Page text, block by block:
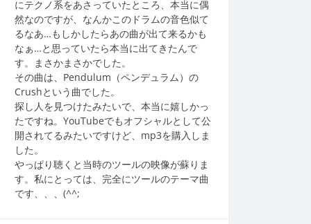
にテクノ系をあさっていたところ、本当に偶
然なのですが、なんかこのドラムの音色似て
るなあ…もしかしたらあの曲が出て来るかも
なぁ…と思っていたら本当に出てきたんで
す。まさかまさかでした。
その曲は、Pendulum（ペンデュラム）の
Crushという曲でした。
探し人を見つけたみたいで、本当に嬉しかっ
たですね。YouTubeでもオフシャルとして公
開されてるみたいですけど、mp3を購入しま
した。
やっぱり聴くと当時のツールの映像が蘇りま
す。私にとっては、完全にツールのテーマ曲
です、、、(^^;